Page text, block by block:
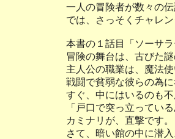
一人の冒険者が数々の
では、さっそくチャレン
本書の１話目「ソーサラ
冒険の舞台は、古びた
主人公の職業は、魔法使
戦闘で貧弱な彼らの為
すぐ、中にはいるのも
「戸口で突っ立ってい
カミナリが、直撃です。
さて、暗い館の中に潜